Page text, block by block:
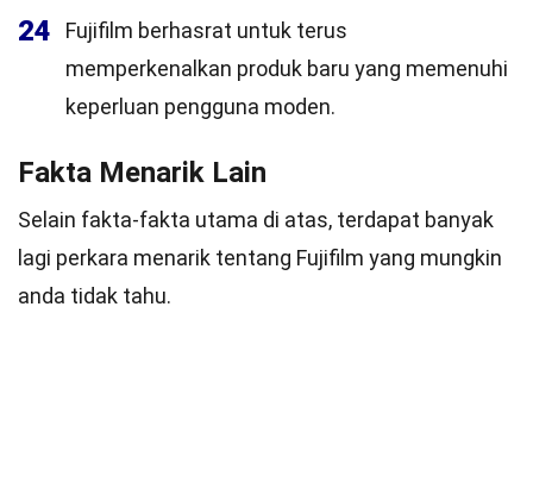
24
Fujifilm berhasrat untuk terus
memperkenalkan produk baru yang memenuhi
keperluan pengguna moden.
Fakta Menarik Lain
Selain fakta-fakta utama di atas, terdapat banyak
lagi perkara menarik tentang Fujifilm yang mungkin
anda tidak tahu.